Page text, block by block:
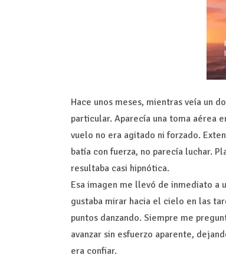
Hace unos meses, mientras veía un
particular. Aparecía una toma aérea
vuelo no era agitado ni forzado.
batía con fuerza, no parecía luchar.
resultaba casi hipnótica.
Esa imagen me llevó de inmediato a
gustaba mirar hacia el cielo en las
puntos danzando. Siempre me
avanzar sin esfuerzo aparente,
era confiar.